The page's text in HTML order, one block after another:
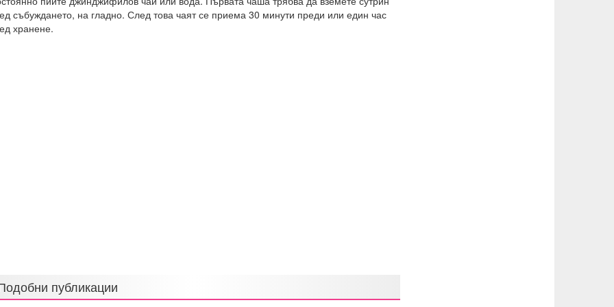
събуждането, на гладно. След това чаят се приема 30 минути преди или един час
хранене.
публикации